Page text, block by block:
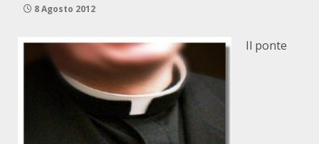
8 Agosto 2012
Il ponte